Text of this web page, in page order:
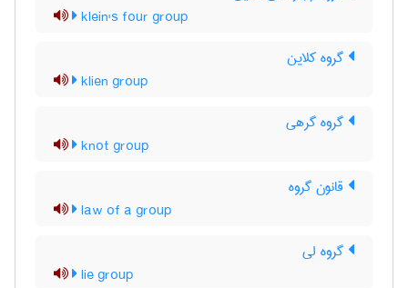
klein's four group
گروه کلاین
klien group
گروه گرهی
knot group
قانون گروه
law of a group
گروه لی
lie group